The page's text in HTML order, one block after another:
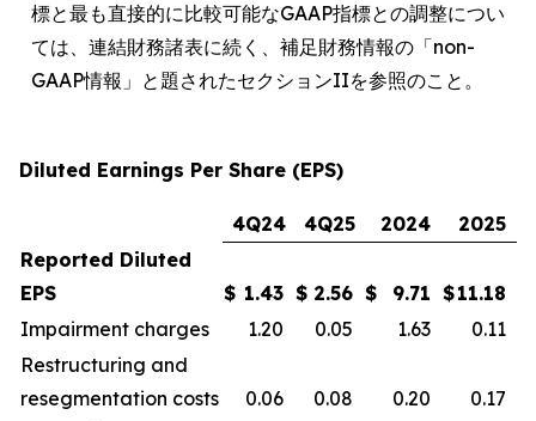
標と最も直接的に比較可能なGAAP指標との調整につい
ては、連結財務諸表に続く、補足財務情報の「non-
GAAP情報」と題されたセクションIIを参照のこと。
Diluted Earnings Per Share (EPS)
4Q24 4Q25 2024
2025
Reported Diluted
EPS
$ 1.43 $ 2.56 $ 9.71 $11.18
Impairment charges
1.20 0.05 1.63
0.11
Restructuring and
resegmentation costs
0.06 0.08 0.20
0.17